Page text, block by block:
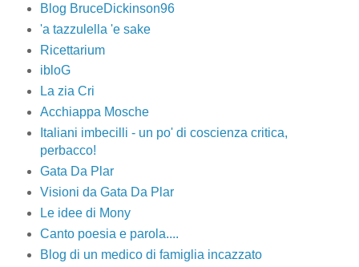
Blog BruceDickinson96
'a tazzulella 'e sake
Ricettarium
ibloG
La zia Cri
Acchiappa Mosche
Italiani imbecilli - un po' di coscienza critica,
perbacco!
Gata Da Plar
Visioni da Gata Da Plar
Le idee di Mony
Canto poesia e parola....
Blog di un medico di famiglia incazzato